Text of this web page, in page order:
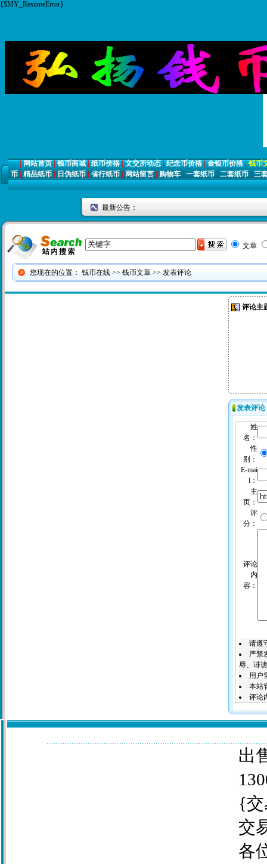
{$MY_ResumeError}
|网站首页|钱币商城|纸币价格|文交所动态|纪念币价格|金银币价格|钱币
币 | 精品纸币 | 日伪纸币 | 省行纸币 | 网站留言 | 购物车 | 一套纸币 | 二套纸币 | 三
最新公告：
文章
您现在的位置： 钱币在线>> 钱币文章>> 发表评论
评论主
发表评论
姓
名：
性
别：
E-mai
l：
主
页：
评
分：
评论
内
容：
请遵
严禁
辱、诽
用户
本站
评论
出
{交
交
各